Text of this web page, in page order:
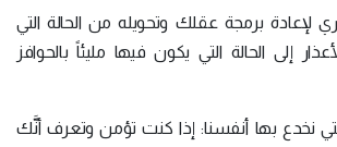
لإعادة برمجة عقلك وتحويله من الحالة التي
إلى الحالة التي يكون فيها مليئاً بالحوافز
نخدع بها أنفسنا: إذا كنت تؤمن وتعرف أنَّك